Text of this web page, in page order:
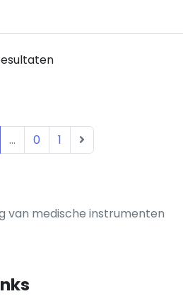
van medische instrumenten
... 0 1